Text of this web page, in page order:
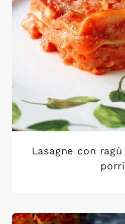
Lasagne con
porri